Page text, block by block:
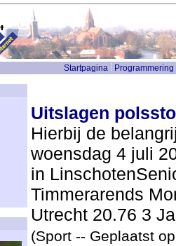
Startpagina Programmering
Uitslagen
Hierbij de
woensdag 4 juli
in
Timmerarends
Utrecht 20.76 3
(Sport -- Geplaatst